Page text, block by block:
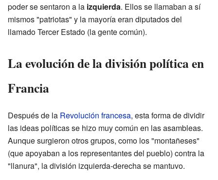
poder se sentaron a la izquierda. Ellos se llamaban a sí
mismos "patriotas" y la mayoría eran diputados del
llamado Tercer Estado (la gente común).
La evolución de la división política en
Francia
Después de la Revolución francesa, esta forma de dividir
las ideas políticas se hizo muy común en las asambleas.
Aunque surgieron otros grupos, como los "montañeses"
(que apoyaban a los representantes del pueblo) contra la
"llanura", la división izquierda-derecha se mantuvo.